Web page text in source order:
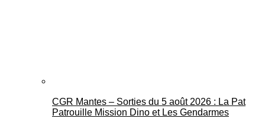
CGR Mantes – Sorties du 5 août 2026 : La Pat
Patrouille Mission Dino et Les Gendarmes